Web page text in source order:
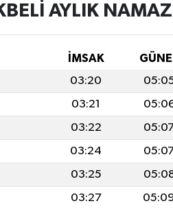
AYLIK NAMAZ
İMSAK
03:20
03:21
03:22
03:24
03:25
03:27